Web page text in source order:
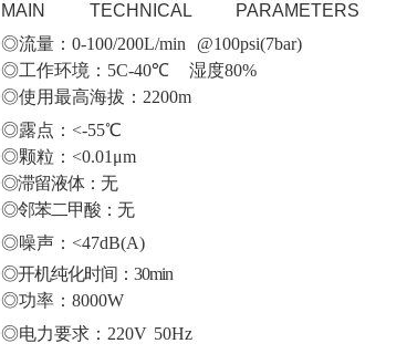
MAIN TECHNICAL
PARAMETERS
◎流量：0-100/200L/min
@100psi(7bar)
◎工作环境：5C-40℃
湿度80%
◎使用最高海拔：2200m
◎露点：<-55℃
◎颗粒：<0.01μm
◎滞留液体：无
◎邻苯二甲酸：无
◎噪声：<47dB(A)
◎开机纯化时间：30min
◎功率：8000W
◎电力要求：220V 50Hz